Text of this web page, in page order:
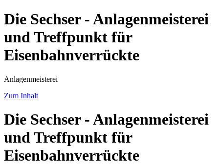
Die Sechser - Anlagenmeisterei
und Treffpunkt für
Eisenbahnverrückte
Anlagenmeisterei
Zum Inhalt
Die Sechser - Anlagenmeisterei
und Treffpunkt für
Eisenbahnverrückte